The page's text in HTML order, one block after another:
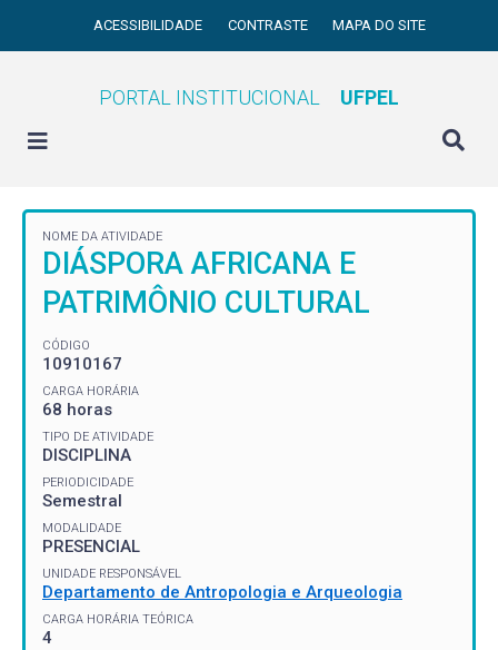
ACESSIBILIDADE CONTRASTE MAPA DO SITE
PORTAL INSTITUCIONAL UFPEL
NOME DA ATIVIDADE
DIÁSPORA AFRICANA E
PATRIMÔNIO CULTURAL
CÓDIGO
10910167
CARGA HORÁRIA
68 horas
TIPO DE ATIVIDADE
DISCIPLINA
PERIODICIDADE
Semestral
MODALIDADE
PRESENCIAL
UNIDADE RESPONSÁVEL
Departamento de Antropologia e Arqueologia
CARGA HORÁRIA TEÓRICA
4